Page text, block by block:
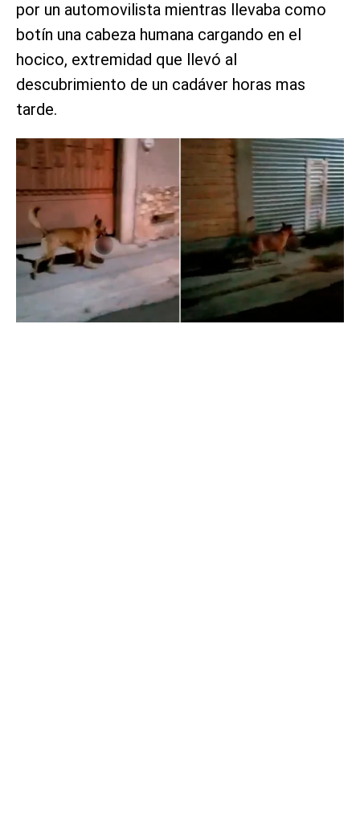
por un automovilista mientras llevaba como
botín una cabeza humana cargando en el
hocico, extremidad que llevó al
descubrimiento de un cadáver horas mas
tarde.